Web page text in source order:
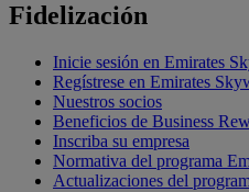
Fidelización
Inicie sesión en Emirates
Regístrese en Emirates
Nuestros socios
Beneficios de Business
Inscriba su empresa
Normativa del programa
Actualizaciones del